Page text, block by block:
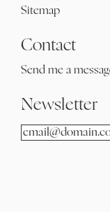
Sitemap
Contact
Send me a
Newsletter